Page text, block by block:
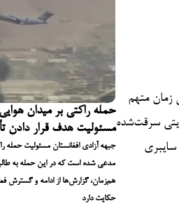
حمله راکتی بر میدان
مسئولیت هدف قرار دادن
جبهه آزادی افغانستان مسئولیت حمله
مدعی شده است که در این حمله به
هم‌زمان، گزارش‌ها از ادامه و گسترش
حکایت دارد
زمان متهم
اسناد هویتی سرقت‌شده